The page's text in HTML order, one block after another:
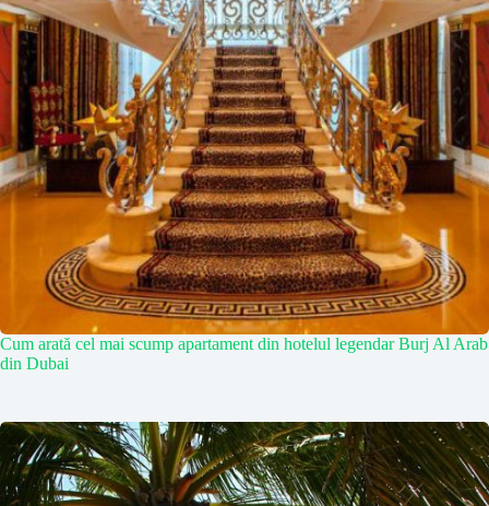
Cum arată cel mai scump apartament din hotelul legendar Burj Al Arab
din Dubai